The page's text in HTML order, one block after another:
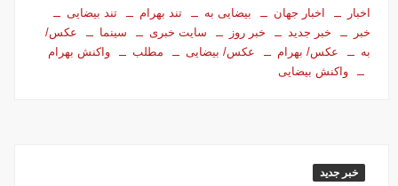
اخبار اخبار جهان بیضایی به تند بهرام
تند بیضایی
خبر
خبر جدید خبر روز سایت خبری سینما
عکس/
به
عکس/ بهرام عکس/ بیضایی مطلب
واکنش بهرام
واکنش بیضایی
خبر جدید